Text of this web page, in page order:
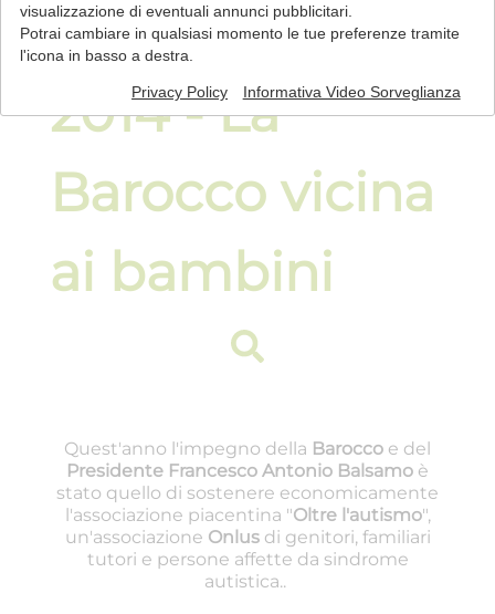
23 Dicembre
2014 - La
Barocco vicina
ai bambini
Quest'anno l'impegno della Barocco e del
Presidente Francesco Antonio Balsamo è
stato quello di sostenere economicamente
l'associazione piacentina "Oltre l'autismo",
un'associazione Onlusdi genitori, familiari
tutori e persone affette da sindrome
autistica..
visualizzazione di eventuali annunci pubblicitari.
Potrai cambiare in qualsiasi momento le tue preferenze tramite
l'icona in basso a destra.
Informativa Video Sorveglianza
Privacy Policy